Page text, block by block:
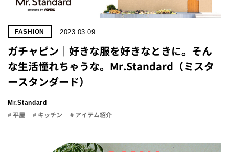
FASHION 2023.03.09
ガチャピン｜好きな服を好きなときに。そん
な生活憧れちゃうな。Mr.Standard（ミスタ
ースタンダード）
Mr.Standard
# 平屋 # キッチン # アイテム紹介